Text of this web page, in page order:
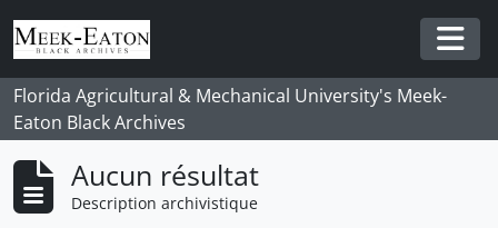
Skip to main content
Florida Agricultural & Mechanical University's Meek-
Eaton Black Archives
Aucun résultat
Description archivistique